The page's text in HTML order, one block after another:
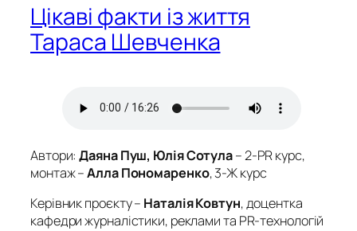
Цікаві факти із життя
Тараса Шевченка
Автори:Даяна Пуш, Юлія Сотула– 2-PR курс,
монтаж –Алла Пономаренко, 3-Ж курс
Керівник проєкту – Наталія Ковтун, доцентка
кафедри журналістики, реклами та PR-технологій